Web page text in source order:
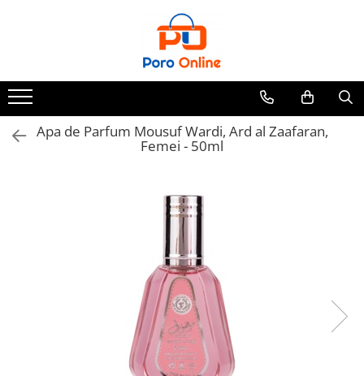
Clone
Parfum Barbati
Parfum Femei
Apa de Parfum Mousuf Wardi, Ard al Zaafaran,
Femei - 50ml